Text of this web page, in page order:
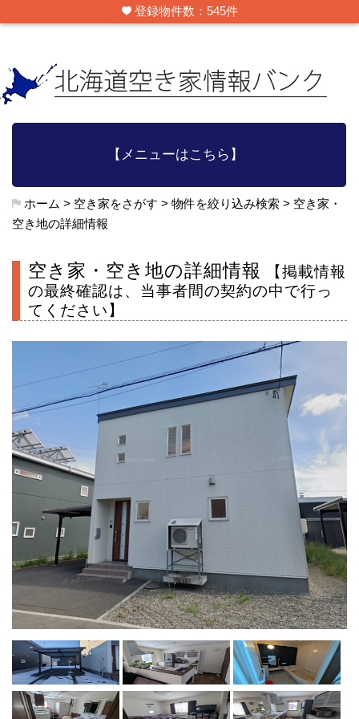
登録物件数：545件
【メニューはこちら】
ホーム > 空き家をさがす > 物件を絞り込み検索> 空き家・
空き地の詳細情報
空き家・空き地の詳細情報
【掲載情報
の最終確認は、当事者間の契約の中で行っ
てください】